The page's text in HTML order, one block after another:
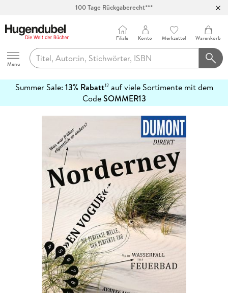
100 Tage Rückgaberecht***
Hugendubel
Menu
Filiale Konto Merkzettel Warenkorb
Summer Sale: 13% Rabatt12auf viele Sortimente mit dem
CodeSOMMER13
erfahren